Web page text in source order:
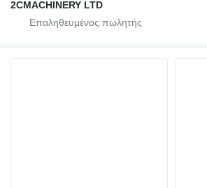
2CMACHINERY LTD